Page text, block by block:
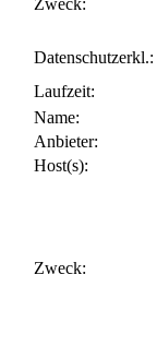
Zweck:
Datenschutzerkl.:
Laufzeit:
Name:
Anbieter:
Host(s):
Zweck: